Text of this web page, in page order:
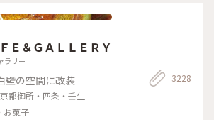
Ｅ＆ＧＡＬＬＥＲＹ
ラリー
壁の空間に改装
都御所・四条・壬生
お菓子
3228